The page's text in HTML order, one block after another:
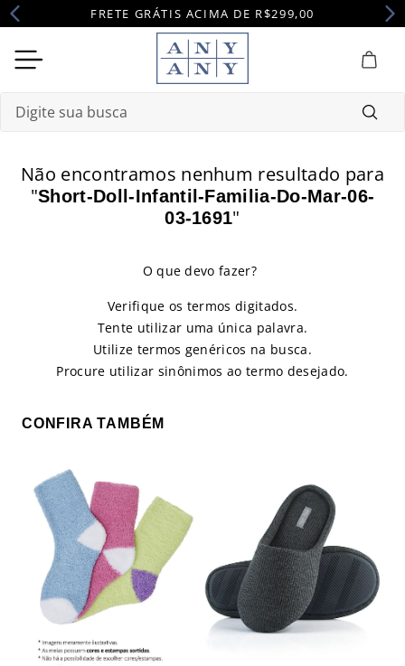
FRETE GRÁTIS ACIMA DE R$299,00
Não encontramos nenhum resultado para
"Short-Doll-Infantil-Familia-Do-Mar-06-
03-1691"
Verifique os termos digitados.
Tente utilizar uma única palavra.
Utilize termos genéricos na busca.
Procure utilizar sinônimos ao termo desejado.
CONFIRA TAMBÉM
camisola